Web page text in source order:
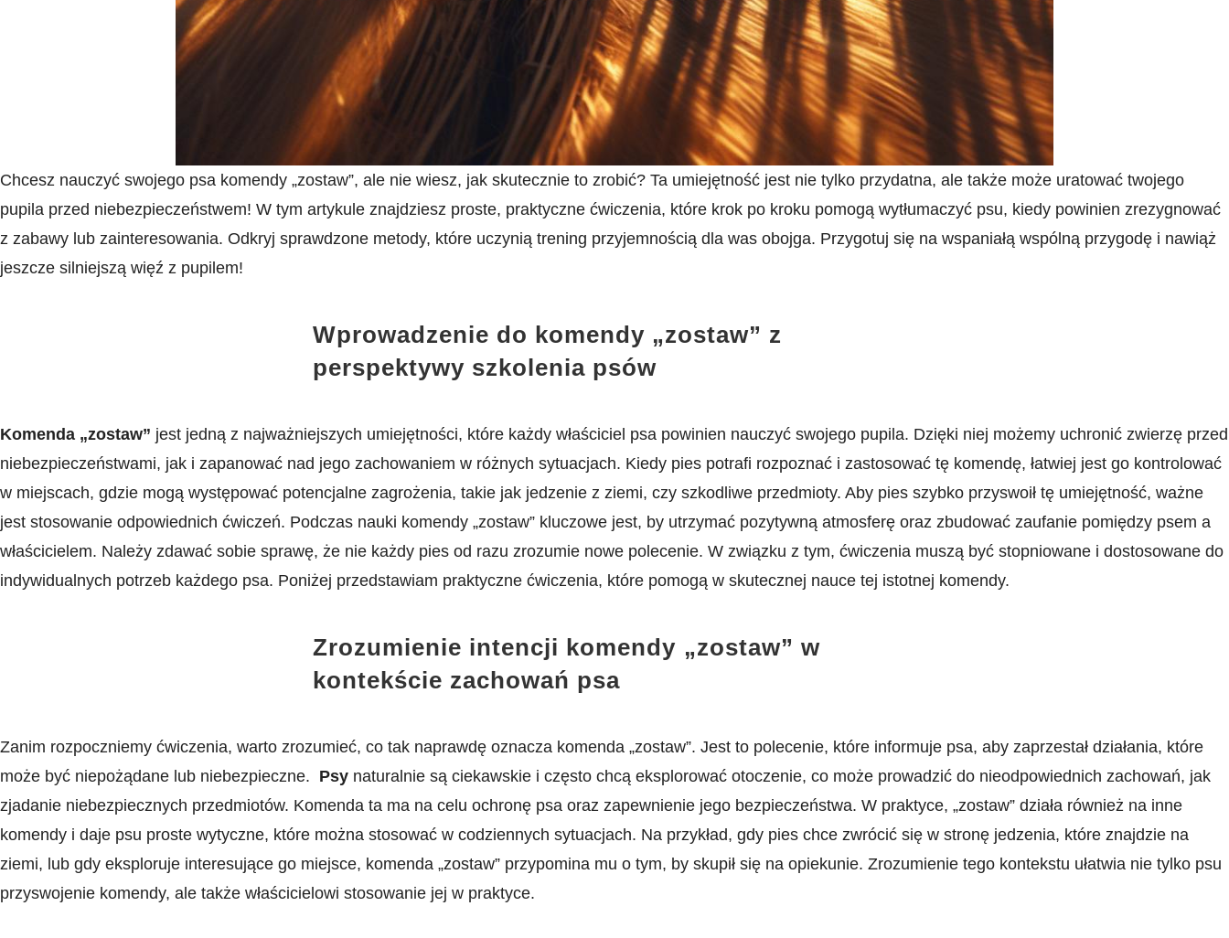
Chcesz nauczyć swojego ​psa komendy „zostaw”, ale nie wiesz, jak skutecznie to zrobić? Ta umiejętność jest nie tylko przydatna, ale także może uratować twojego
pupila przed niebezpieczeństwem! W tym artykule znajdziesz proste, praktyczne ćwiczenia,⁢ które‍ krok po kroku pomogą wytłumaczyć psu, kiedy powinien zrezygnować
z zabawy lub zainteresowania. Odkryj sprawdzone metody, które uczynią trening​ przyjemnością dla‌ was obojga. Przygotuj się na wspaniałą wspólną przygodę i nawiąż
jeszcze silniejszą więź z pupilem!
Wprowadzenie ‌do komendy „zostaw” z
perspektywy szkolenia psów
Komenda „zostaw” jest jedną z najważniejszych umiejętności, które każdy właściciel psa​ powinien ‍nauczyć ‍swojego pupila. Dzięki niej⁣ możemy uchronić zwierzę przed
niebezpieczeństwami, ‍jak i zapanować nad jego‍ zachowaniem w różnych ‌sytuacjach. Kiedy ‌pies ⁢potrafi rozpoznać i zastosować tę komendę, łatwiej jest go kontrolować
w miejscach, gdzie mogą występować potencjalne zagrożenia, takie jak jedzenie z ziemi, czy szkodliwe przedmioty. Aby pies szybko przyswoił tę umiejętność, ważne
jest stosowanie odpowiednich ćwiczeń. Podczas ⁣nauki komendy ‍„zostaw” kluczowe jest, by‍ utrzymać pozytywną atmosferę oraz ⁢zbudować zaufanie pomiędzy psem a
właścicielem. Należy zdawać sobie sprawę, że nie każdy pies od ⁢razu zrozumie ‌nowe polecenie. W związku z tym, ćwiczenia muszą być ⁢stopniowane i dostosowane do
indywidualnych ​potrzeb każdego psa. Poniżej przedstawiam‌ praktyczne ćwiczenia, które pomogą ⁤w skutecznej​ nauce tej istotnej komendy.
Zrozumienie intencji komendy⁣ „zostaw” w
kontekście zachowań psa
Zanim rozpoczniemy ćwiczenia, warto ‌zrozumieć, co tak naprawdę oznacza komenda „zostaw”. Jest to polecenie, które informuje psa, aby zaprzestał działania, które
może być niepożądane lub niebezpieczne. ​ Psy naturalnie są ciekawskie i często chcą eksplorować otoczenie, ⁤co może prowadzić do nieodpowiednich zachowań, jak
zjadanie‌ niebezpiecznych przedmiotów. Komenda ​ta ma na celu ochronę psa oraz zapewnienie jego bezpieczeństwa. W praktyce, „zostaw” działa⁣ również na inne
komendy‌ i ⁤daje psu proste ⁤wytyczne, które można stosować ⁢w codziennych sytuacjach. Na przykład, gdy pies chce zwrócić się w stronę jedzenia, które znajdzie na
ziemi, lub gdy ‌eksploruje interesujące go ​miejsce,‍ komenda „zostaw” przypomina mu o ‌tym, by skupił się na opiekunie. Zrozumienie​ tego kontekstu ​ułatwia ​nie ‍tylko ⁣psu‌
przyswojenie komendy, ale także właścicielowi stosowanie jej w praktyce.